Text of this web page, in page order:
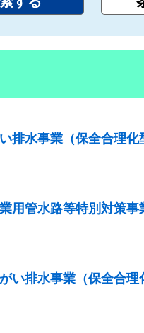
排水事業（保全合
用管水路等特別対
い排水事業（保全